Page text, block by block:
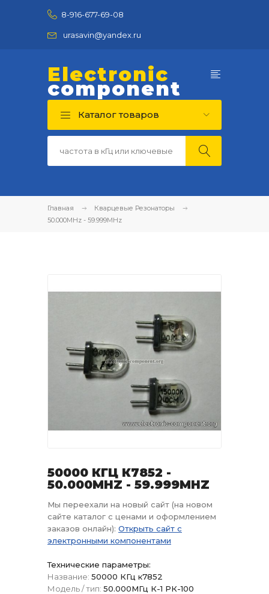
8-916-677-69-08
urasavin@yandex.ru
Electronic
component
Каталог товаров
Главная
Кварцевые Резонаторы
50.000MHz - 59.999MHz
50000 КГЦ К7852 -
50.000MHZ - 59.999MHZ
Мы переехали на новый сайт (на новом
сайте каталог с ценами и оформлением
заказов онлайн): Открыть сайт с
электронными компонентами
Технические параметры:
Название: 50000 КГц к7852
Модель / тип: 50.000МГц К-1 РК-100